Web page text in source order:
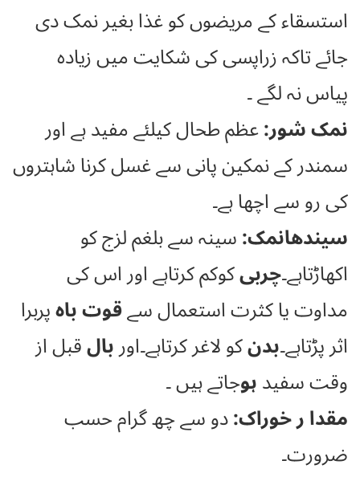
استسقاء کے مریضوں کو غذا بغیر نمک دی
جائے تاکہ زراپسی کی شکایت میں زیادہ
پیاس نہ لگے ۔
نمک شور:عظم طحال کیلئے مفید ہے اور
سمندر کے نمکین پانی سے غسل کرنا شاہتروں
کی رو سے اچھا ہے۔
سیندھانمک:سینہ سے بلغم لزج کو
اکھاڑتاہے۔چربیکوکم کرتاہے اور اس کی
مداوت یا کثرت استعمال سےقوت باہپربرا
اثر پڑتاہے۔بدنکو لاغر کرتاہے۔اوربالقبل از
وقت سفیدہوجاتے ہیں ۔
مقدا ر خوراک:دو سے چھ گرام حسب
ضرورت۔